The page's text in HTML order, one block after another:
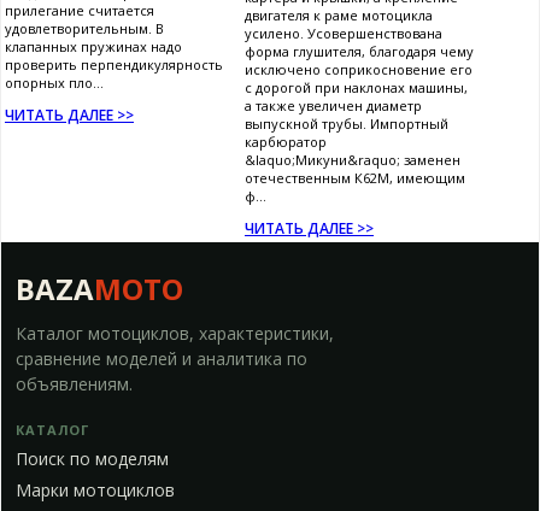
прилегание считается
удовлетворительным. В
клапанных пружинах надо
проверить перпендикулярность
опорных пло...
ЧИТАТЬ ДАЛЕЕ >>
двигателя к раме мотоцикла
усилено. Усовершенствована
форма глушителя, благодаря чему
исключено соприкосновение его
с дорогой при наклонах машины,
а также увеличен диаметр
выпускной трубы. Импортный
карбюратор
&laquo;Микуни&raquo; заменен
отечественным К62М, имеющим
ф...
ЧИТАТЬ ДАЛЕЕ >>
BAZAMOTO
Каталог мотоциклов, характеристики,
сравнение моделей и аналитика по
объявлениям.
КАТАЛОГ
Поиск по моделям
Марки мотоциклов